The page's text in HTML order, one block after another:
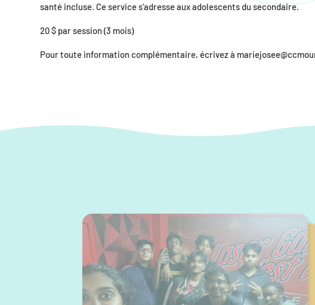
santé incluse. Ce service s’adresse aux adolescents du secondaire.
20 $ par session (3 mois)
Pour toute information complémentaire, écrivez à